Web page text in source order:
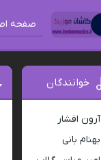
صفحه
خوانندگان
آرون افشار
بهنام بانی